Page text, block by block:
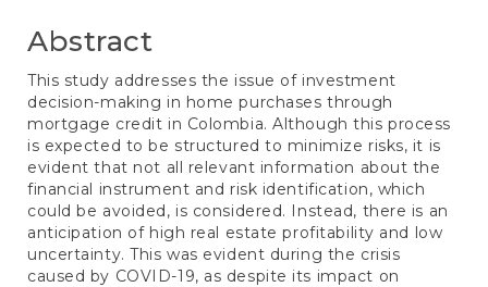
Abstract
This study addresses the issue of investment
decision-making in home purchases through
mortgage credit in Colombia. Although this process
is expected to be structured to minimize risks, it is
evident that not all relevant information about the
financial instrument and risk identification, which
could be avoided, is considered. Instead, there is an
anticipation of high real estate profitability and low
uncertainty. This was evident during the crisis
caused by COVID-19, as despite its impact on